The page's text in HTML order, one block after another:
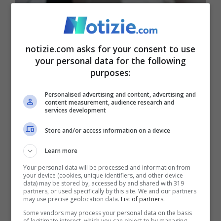
raggiro (Notizie.com)
I malviventi,fingendosi l’Aci(Automobile
Club d’Italia), chiedono all’utente di
compilare un semplice questionarioper
valutare l’esperienza con l’ente. Per
rispondere alle domande, è necessario
notizie.com asks for your consent to use
your personal data for the following
purposes:
Personalised advertising and content, advertising and
content measurement, audience research and
services development
Store and/or access information on a device
Learn more
Your personal data will be processed and information from
your device (cookies, unique identifiers, and other device
data) may be stored by, accessed by and shared with 319
partners, or used specifically by this site. We and our partners
may use precise geolocation data. List of partners.
Some vendors may process your personal data on the basis